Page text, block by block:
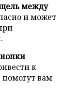
щель между
и может
к
вам